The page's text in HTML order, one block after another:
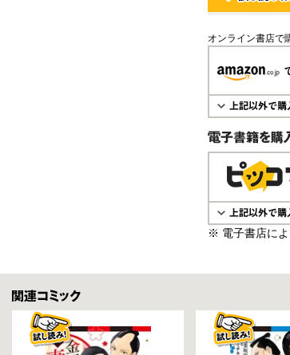
オンライン書店で
電子書籍で購入
※ 電子書店に
関連コミックス